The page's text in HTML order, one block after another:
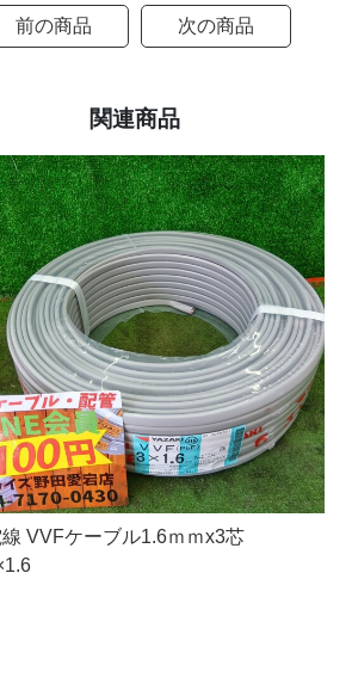
前の商品 次の商品
関連商品
VVFケーブル1.6ｍｍx3芯